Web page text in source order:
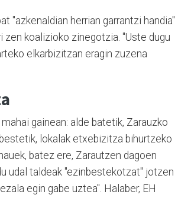
"azkenaldian herrian garrantzi handia"
zen koalizioko zinegotzia. "Uste dugu
elkarbizitzan eragin zuzena
gainean: alde batetik, Zarauzko
lokalak etxebizitza bihurtzeko
batez ere, Zarautzen dagoen
udal taldeak "ezinbestekotzat" jotzen
egin gabe uztea". Halaber, EH